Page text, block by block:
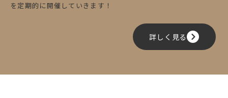
を定期的に開催していきます！
詳しく見る